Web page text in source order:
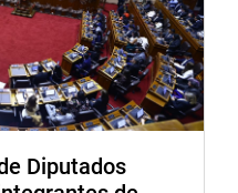
a la efectividad
de Endeudamiento del
cuanto a la emisión de
el monto máximo
reduciéndolo de cuatro
Diputados